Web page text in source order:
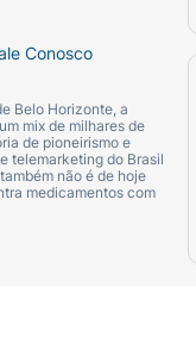
Conosco
Belo Horizonte, a
mix de milhares de
de pioneirismo e
telemarketing do Brasil
não é de hoje
medicamentos com